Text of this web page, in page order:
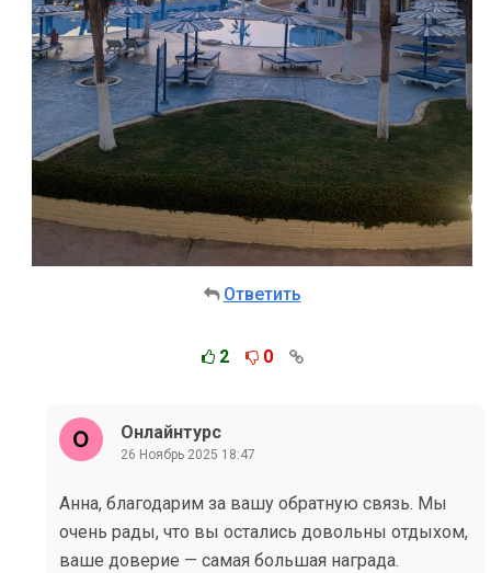
Ответить
2 0
Онлайнтурс
26 Ноябрь 2025 18:47
Анна, благодарим за вашу обратную связь. Мы
очень рады, что вы остались довольны отдыхом,
ваше доверие — самая большая награда.